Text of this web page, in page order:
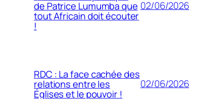
de Patrice Lumumba que
tout Africain doit écouter
!
02/06/2026
RDC : La face cachée des
relations entre les
Églises et le pouvoir !
02/06/2026